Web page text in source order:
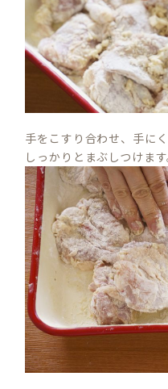
手をこすり合わせ、手に
しっかりとまぶしつけます